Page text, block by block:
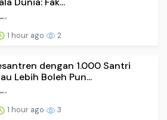
1 hour ago 2
dengan 1.000 Santri
Lebih Boleh Pun...
1 hour ago 3